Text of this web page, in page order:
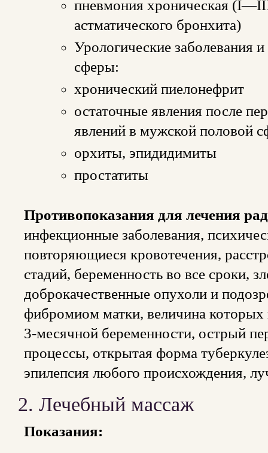
пневмония хроническая
астматического бронхита)
Урологические заболевания
сферы:
хронический пиелонефрит
остаточные явления после
явлений в мужской половой
орхиты, эпидидимиты
простатиты
Противопоказания для лечения
инфекционные заболевания,
повторяющиеся кровотечения,
стадий, беременность во все сроки,
доброкачественные опухоли и
фибромиом матки, величина
3-месячной беременности, острый
процессы, открытая форма
эпилепсия любого происхождения,
2. Лечебный массаж
Показания: